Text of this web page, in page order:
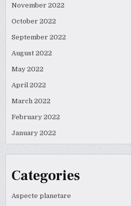
November 2022
October 2022
September 2022
August 2022
May 2022
April 2022
March 2022
February 2022
January 2022
Categories
Aspecte planetare